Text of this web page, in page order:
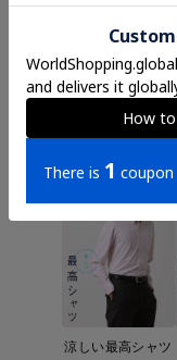
ノンアイロンジャ
ージー／ボタンダ
ウンカラー
涼しい最高シャツ